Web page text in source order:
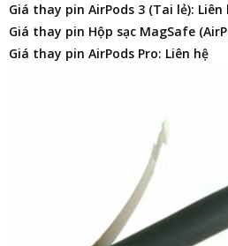
Giá thay pin AirPods 3 (Tai lẻ): Liên
Giá thay pin Hộp sạc MagSafe
Giá thay pin AirPods Pro: Liên hệ